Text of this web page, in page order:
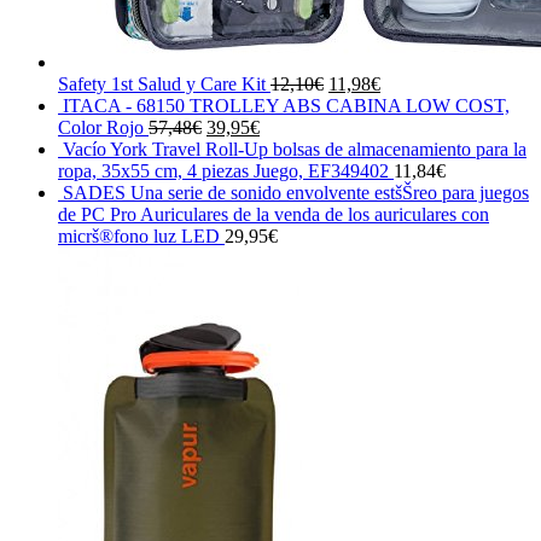
Safety 1st Salud y Care Kit 12,10€ El
precio
era:
12,10€.
11,98€El
precio
es:
11,98€.
ITACA - 68150 TROLLEY ABS CABINA LOW COST,
Color Rojo 57,48€ El
precio
original
era:
57,48€.
39,95€El
precio
actual
es:
39,95€.
Vacío York Travel Roll-Up bolsas de almacenamiento para la
ropa, 35x55 cm, 4 piezas Juego, EF349402 11,84€
SADES Una serie de sonido envolvente estšŠreo para juegos
de PC Pro Auriculares de la venda de los auriculares con
micrš®fono luz LED 29,95€